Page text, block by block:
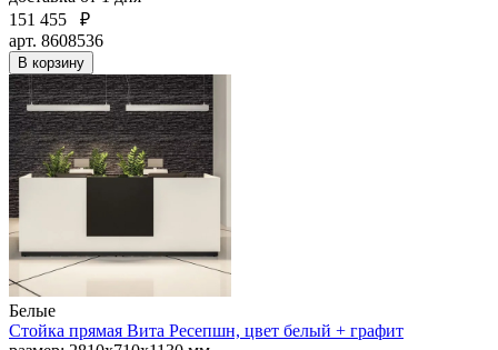
151 455
₽
арт. 8608536
В корзину
Белые
Стойка прямая Вита Ресепшн, цвет белый + графит